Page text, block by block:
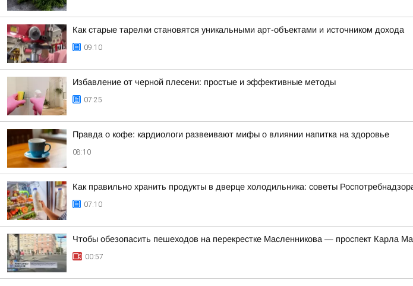
Как старые тарелки становятся уникальными арт-объектами и источником дохода
09:10
Избавление от черной плесени: простые и эффективные методы
07:25
Правда о кофе: кардиологи развеивают мифы о влиянии напитка на здоровье
08:10
Как правильно хранить продукты в дверце холодильника: советы
07:10
Чтобы обезопасить пешеходов на перекрестке Масленникова — проспект Карла
00:57